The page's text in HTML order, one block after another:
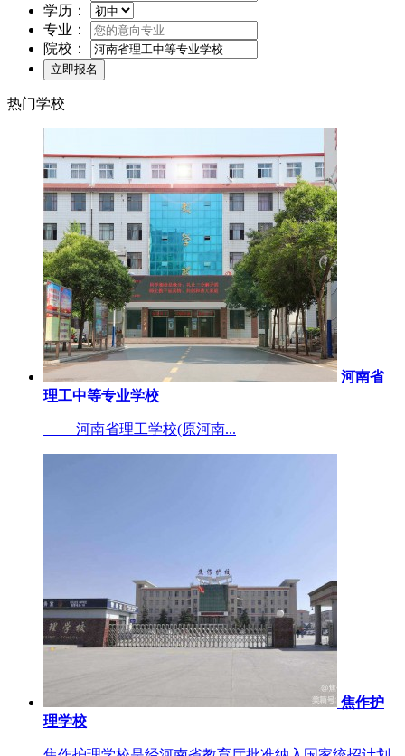
学历：
专业：
院校：
热门学校
河南省
理工中等专业学校
河南省理工学校(原河南...
焦作护
理学校